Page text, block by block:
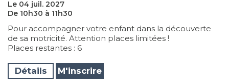
Le 04 juil. 2027
De 10h30 à 11h30
Pour accompagner votre enfant dans la découverte
de sa motricité. Attention places limitées !
Places restantes : 6
Détails M'inscrire